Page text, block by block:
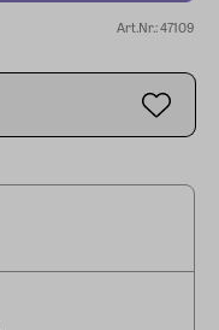
Art.Nr.: 47109